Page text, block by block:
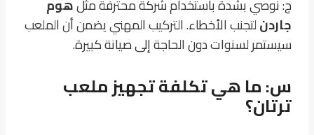
ج: نوصي بشدة باستخدام شركة محترفة مثلهوم
جاردنلتجنب الأخطاء. التركيب المهني يضمن أن الملعب
سيستمر لسنوات دون الحاجة إلى صيانة كبيرة.
س: ما هي تكلفة تجهيز ملعب
ترتان؟